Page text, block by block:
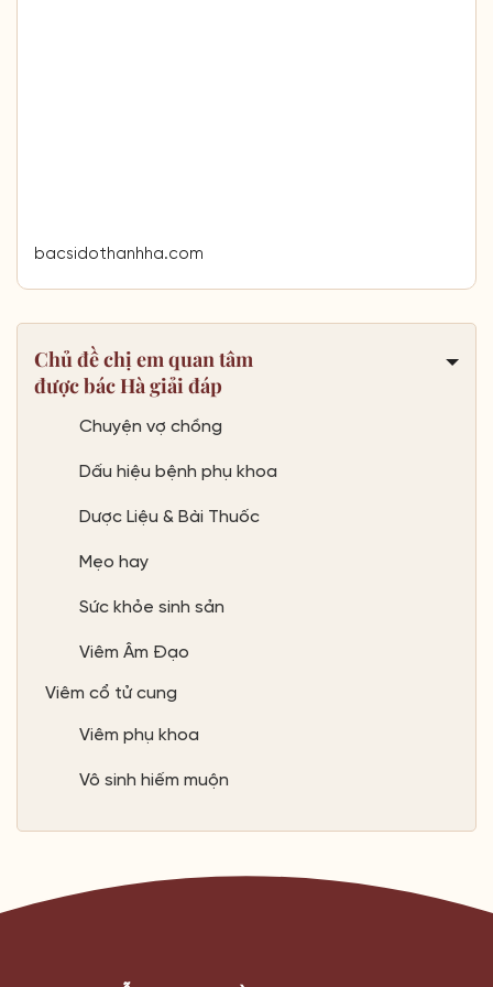
bacsidothanhha.com
Chủ đề chị em quan tâm
được bác Hà giải đáp
Chuyện vợ chồng
Dấu hiệu bệnh phụ khoa
Dược Liệu & Bài Thuốc
Mẹo hay
Sức khỏe sinh sản
Viêm Âm Đạo
Viêm cổ tử cung
Viêm phụ khoa
Vô sinh hiếm muộn